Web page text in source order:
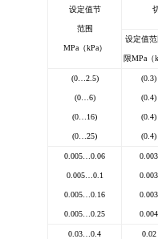
设定值节
范围
MPa（kPa）
设定值
限MPa（
(0… 2.5)
(0… 6)
(0 16)
(0 25)
(0.3)
(0.4)
(0.4)
(0.4)
0.005 0.06
0.005… 0.1
0.005 0.16
0.005 0.25
0.003
0.003
0.003
0.004
0.03 0.4 0.02